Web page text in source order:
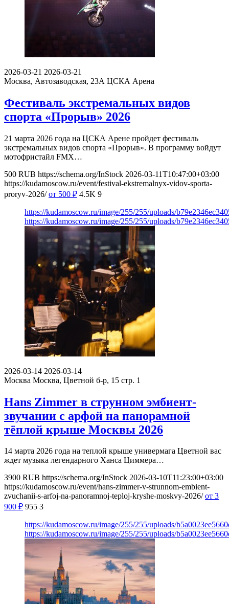
2026-03-21 2026-03-21
Москва, Автозаводская, 23А ЦСКА Арена
Фестиваль экстремальных видов
спорта «Прорыв» 2026
21 марта 2026 года на ЦСКА Арене пройдет фестиваль
экстремальных видов спорта «Прорыв». В программу войдут
мотофристайл FMX…
500 RUB https://schema.org/InStock 2026-03-11T10:47:00+03:00
https://kudamoscow.ru/event/festival-ekstremalnyx-vidov-sporta-
proryv-2026/ от 500 ₽ 4.5K 9
https://kudamoscow.ru/image/255/255/uploads/
https://kudamoscow.ru/image/255/255/uploads/
2026-03-14 2026-03-14
Москва Москва, Цветной б-р, 15 стр. 1
Hans Zimmer в струнном эмбиент-
звучании с арфой на панорамной
тёплой крыше Москвы 2026
14 марта 2026 года на теплой крыше универмага Цветной вас
ждет музыка легендарного Ханса Циммера…
3900 RUB https://schema.org/InStock 2026-03-10T11:23:00+03:00
https://kudamoscow.ru/event/hans-zimmer-v-strunnom-embient-
zvuchanii-s-arfoj-na-panoramnoj-teploj-kryshe-moskvy-2026/ от 3
900 ₽ 955 3
https://kudamoscow.ru/image/255/255/uploads/
https://kudamoscow.ru/image/255/255/uploads/